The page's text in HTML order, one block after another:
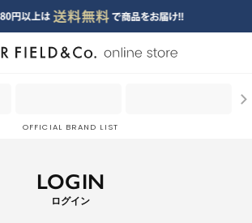
OFFICIAL BRAND LIST
LOGIN
ログイン